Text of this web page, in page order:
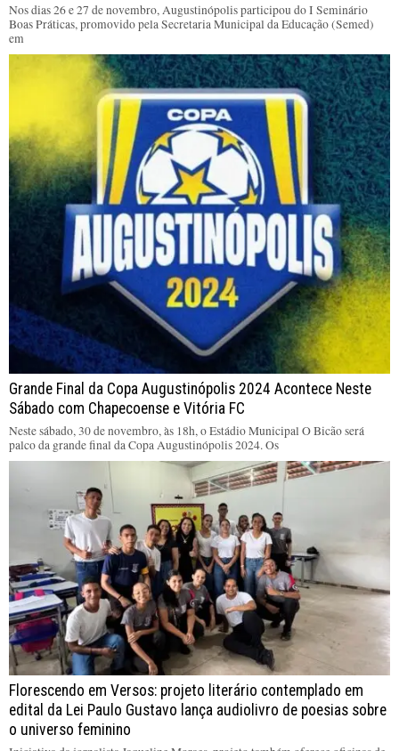
Nos dias 26 e 27 de novembro, Augustinópolis participou do I Seminário
Boas Práticas, promovido pela Secretaria Municipal da Educação (Semed)
em
Grande Final da Copa Augustinópolis 2024 Acontece Neste
Sábado com Chapecoense e Vitória FC
Neste sábado, 30 de novembro, às 18h, o Estádio Municipal O Bicão será
palco da grande final da Copa Augustinópolis 2024. Os
Florescendo em Versos: projeto literário contemplado em
edital da Lei Paulo Gustavo lança audiolivro de poesias sobre
o universo feminino